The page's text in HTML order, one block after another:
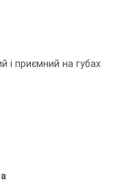
і приємний на губах